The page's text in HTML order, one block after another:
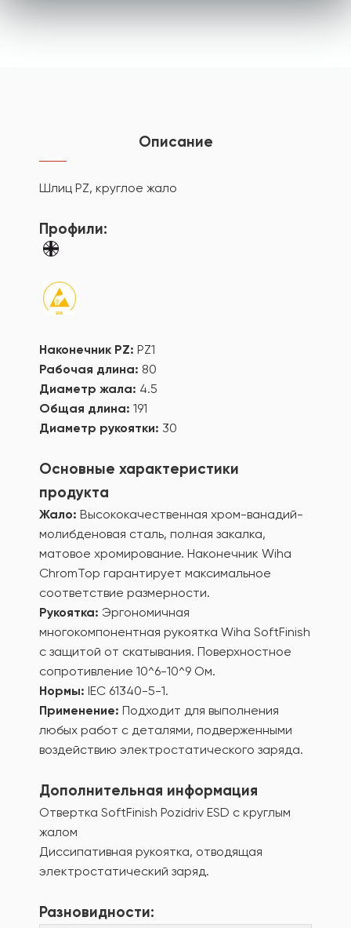
Описание
Шлиц PZ, круглое жало
Профили:
Наконечник PZ: PZ1
Рабочая длина: 80
Диаметр жала: 4.5
Общая длина: 191
Диаметр рукоятки: 30
Основные характеристики
продукта
Жало: Высококачественная хром-ванадий-
молибденовая сталь, полная закалка,
матовое хромирование. Наконечник Wiha
ChromTop гарантирует максимальное
соответствие размерности.
Рукоятка: Эргономичная
многокомпонентная рукоятка Wiha SoftFinish
с защитой от скатывания. Поверхностное
сопротивление 10^6-10^9 Ом.
Нормы: IEC 61340-5-1.
Применение: Подходит для выполнения
любых работ с деталями, подверженными
воздействию электростатического заряда.
Дополнительная информация
Отвертка SoftFinish Pozidriv ESD с круглым
жалом
Диссипативная рукоятка, отводящая
электростатический заряд.
Разновидности: